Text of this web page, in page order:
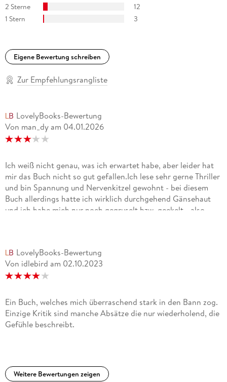
2 Sterne
12
1 Stern
3
Eigene Bewertung schreiben
Zur Empfehlungsrangliste
LovelyBooks-Bewertung
Von man_dy am 04.01.2026
Ich weiß nicht genau, was ich erwartet habe, aber leider hat
mir das Buch nicht so gut gefallen.Ich lese sehr gerne Thriller
und bin Spannung und Nervenkitzel gewohnt - bei diesem
Buch allerdings hatte ich wirklich durchgehend Gänsehaut
und ich habe mich nur noch gegruselt bzw. geekelt - also
LovelyBooks-Bewertung
Von idlebird am 02.10.2023
Ein Buch, welches mich überraschend stark in den Bann zog.
Einzige Kritik sind manche Absätze die nur wiederholend, die
Gefühle beschreibt.
Weitere Bewertungen zeigen